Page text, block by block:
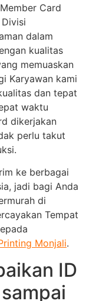
Card
dalam
kualitas
memuaskan
Karyawan kami
dan tepat
waktu
dikerjakan
perlu takut
ke berbagai
jadi bagi Anda
di
Tempat
Monjali.
ID